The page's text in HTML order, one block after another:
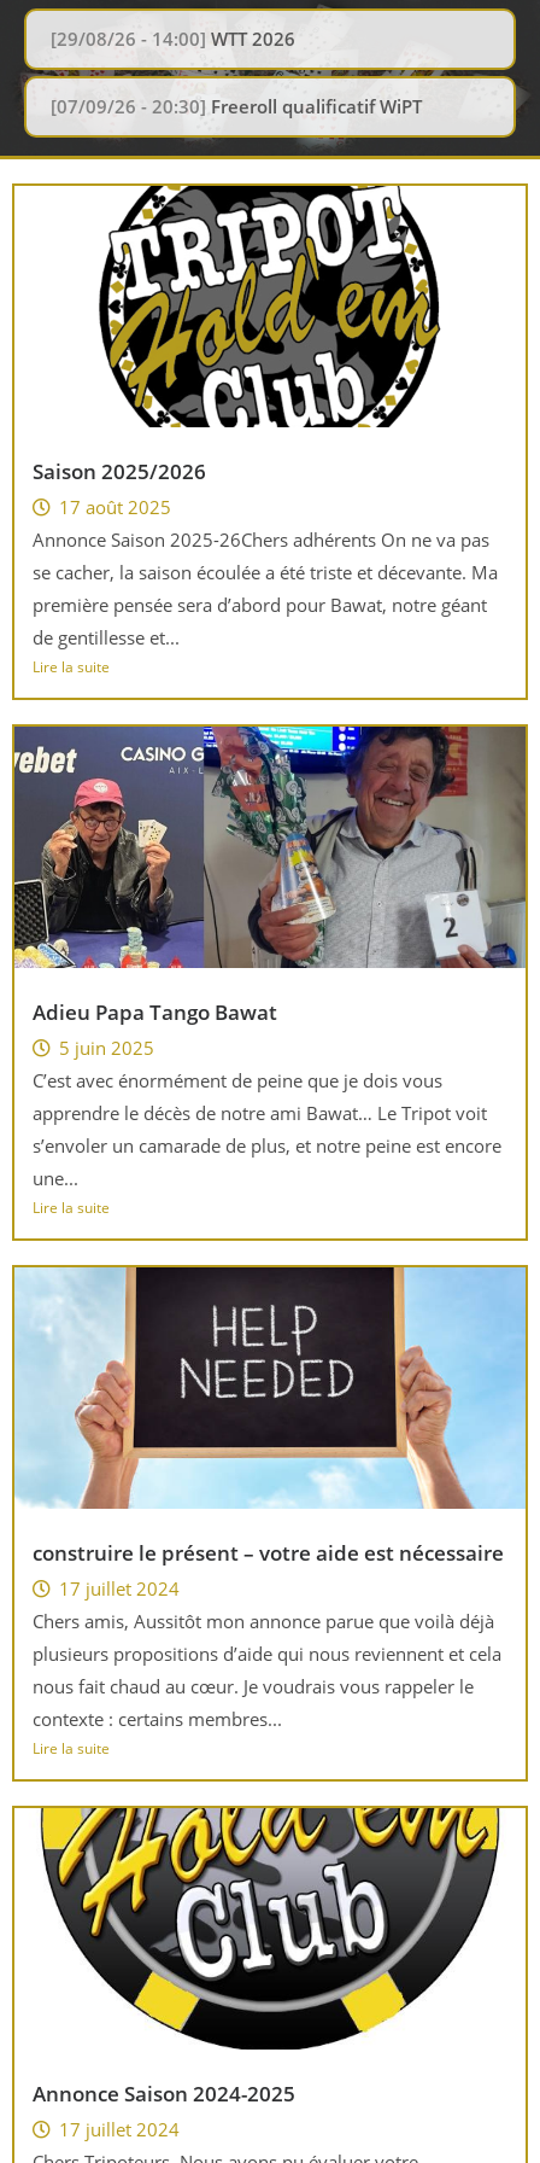
[29/08/26 - 14:00] WTT 2026
[07/09/26 - 20:30] Freeroll qualificatif WiPT
Saison 2025/2026
17 août 2025
Annonce Saison 2025-26Chers adhérents On ne va pas
se cacher, la saison écoulée a été triste et décevante. Ma
première pensée sera d’abord pour Bawat, notre géant
de gentillesse et...
Lire la suite
Adieu Papa Tango Bawat
5 juin 2025
C’est avec énormément de peine que je dois vous
apprendre le décès de notre ami Bawat… Le Tripot voit
s’envoler un camarade de plus, et notre peine est encore
une...
Lire la suite
construire le présent – votre aide est nécessaire
17 juillet 2024
Chers amis, Aussitôt mon annonce parue que voilà déjà
plusieurs propositions d’aide qui nous reviennent et cela
nous fait chaud au cœur. Je voudrais vous rappeler le
contexte : certains membres...
Lire la suite
Annonce Saison 2024-2025
17 juillet 2024